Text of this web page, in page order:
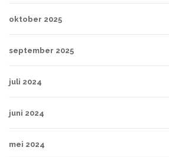
oktober 2025
september 2025
juli 2024
juni 2024
mei 2024